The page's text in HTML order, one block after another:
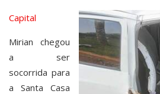
Capital
Mirian chegou
a ser
socorrida para
a Santa Casa